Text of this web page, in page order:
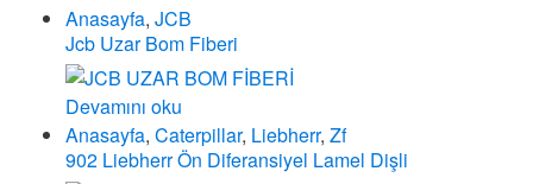
Anasayfa, JCB
Jcb Uzar Bom Fiberi
Devamını oku
Anasayfa, Caterpillar, Liebherr, Zf
902 Liebherr Ön Diferansiyel Lamel Dişli